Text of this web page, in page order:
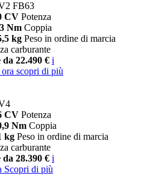
FB63
CV Potenza
Nm Coppia
kg Peso in ordine di marcia
carburante
22.490 € i
scopri di più
CV Potenza
Nm Coppia
kg Peso in ordine di marcia
carburante
28.390 € i
Scopri di più